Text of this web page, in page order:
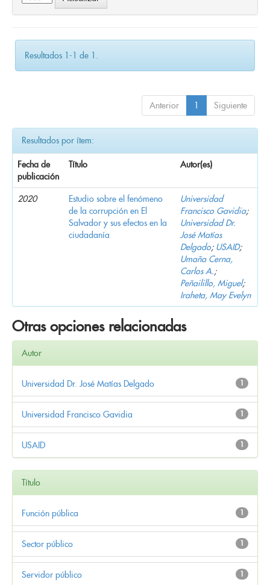
Resultados 1-1 de 1.
Anterior 1 Siguiente
Resultados por ítem:
Fecha de
publicación
Título Autor(es)
2020
Estudio sobre el fenómeno
de la corrupción en El
Salvador y sus efectos en la
ciudadanía
Universidad
Francisco Gavidia;
Universidad Dr.
José Matías
Delgado; USAID;
Umaña Cerna,
Carlos A.;
Peñailillo, Miguel;
Iraheta, May Evelyn
Otras opciones relacionadas
Autor
1
Universidad Dr. José Matías Delgado
1
Universidad Francisco Gavidia
1
USAID
Título
1
Función pública
1
Sector público
1
Servidor público